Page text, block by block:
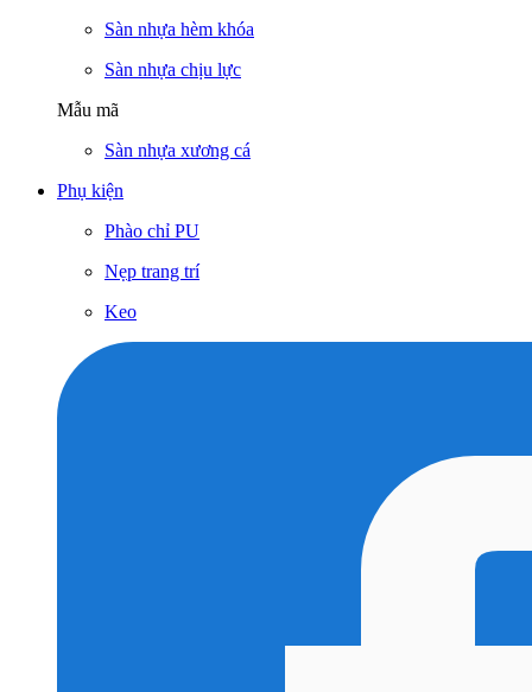
Sàn nhựa hèm khóa
Sàn nhựa chịu lực
Mẫu mã
Sàn nhựa xương cá
Phụ kiện
Phào chỉ PU
Nẹp trang trí
Keo